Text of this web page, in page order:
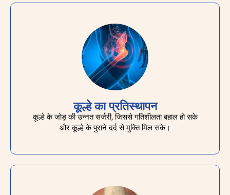
कूल्हे का प्रतिस्थापन
कूल्हे के जोड़ की उन्नत सर्जरी, जिससे गतिशीलता बहाल हो सके
और कूल्हे के पुराने दर्द से मुक्ति मिल सके।